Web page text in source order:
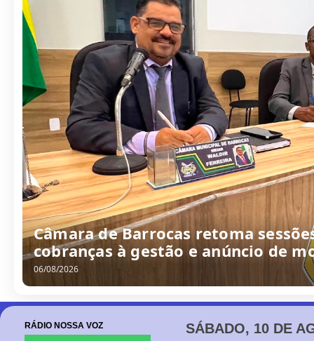
Câmara de Barrocas retoma
cobranças à gestão e anúncio de
06/08/2026
SÁBADO, 10 DE
RÁDIO NOSSA VOZ